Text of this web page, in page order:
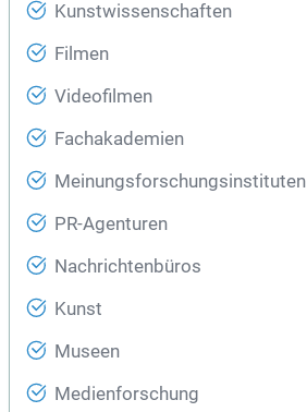
Kunstwissenschaften
Filmen
Videofilmen
Fachakademien
Meinungsforschungsinstituten
PR-Agenturen
Nachrichtenbüros
Kunst
Museen
Medienforschung